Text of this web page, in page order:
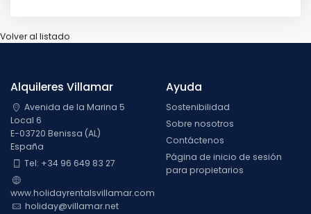
Volver al listado
Alquileres Villamar
Avenida de la Marina 5
Local 6
E-03720 Benissa (AL)
España
Tel: +34 96 649 83 27
www.holidayrentalsvillamar.com
holiday@villamar.net
Ayuda
Sostenibilidad
Sobre nosotros
Contáctenos
Página de inicio de sesión
para propietarios